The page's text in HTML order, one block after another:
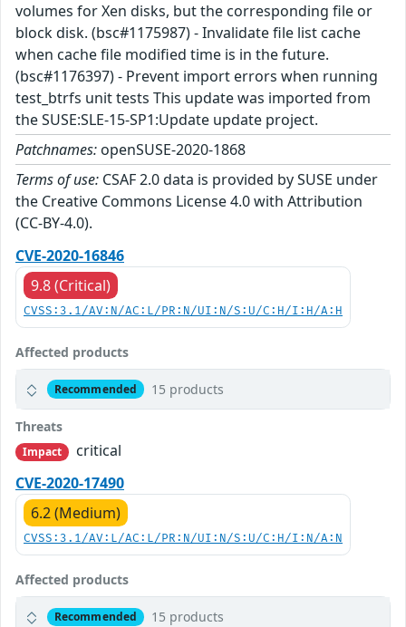
volumes for Xen disks, but the corresponding file or
block disk. (bsc#1175987) - Invalidate file list cache
when cache file modified time is in the future.
(bsc#1176397) - Prevent import errors when running
test_btrfs unit tests This update was imported from
the SUSE:SLE-15-SP1:Update update project.
Patchnames: openSUSE-2020-1868
Terms of use: CSAF 2.0 data is provided by SUSE under
the Creative Commons License 4.0 with Attribution
(CC-BY-4.0).
CVE-2020-16846
9.8 (Critical)
CVSS:3.1/AV:N/AC:L/PR:N/UI:N/S:U/C:H/I:H/A:H
Affected products
Recommended 15 products
Threats
Impact
critical
CVE-2020-17490
6.2 (Medium)
CVSS:3.1/AV:L/AC:L/PR:N/UI:N/S:U/C:H/I:N/A:N
Affected products
Recommended 15 products